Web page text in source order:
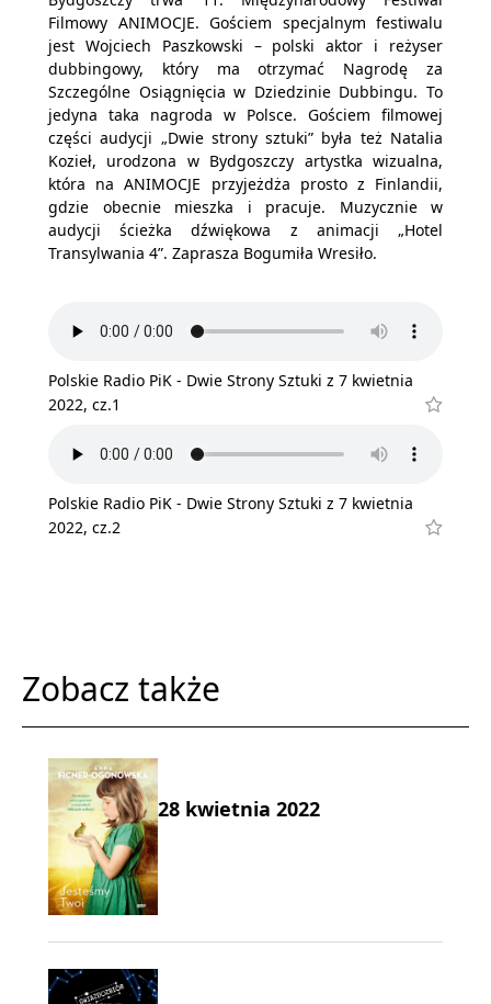
Filmowy ANIMOCJE. Gościem specjalnym festiwalu
jest Wojciech Paszkowski – polski aktor i reżyser
dubbingowy, który ma otrzymać Nagrodę za
Szczególne Osiągnięcia w Dziedzinie Dubbingu. To
jedyna taka nagroda w Polsce. Gościem filmowej
części audycji „Dwie strony sztuki” była też Natalia
Kozieł, urodzona w Bydgoszczy artystka wizualna,
która na ANIMOCJE przyjeżdża prosto z Finlandii,
gdzie obecnie mieszka i pracuje. Muzycznie w
audycji ścieżka dźwiękowa z animacji „Hotel
Transylwania 4”. Zaprasza Bogumiła Wresiło.
Polskie Radio PiK - Dwie Strony Sztuki z 7 kwietnia
2022, cz.1
Polskie Radio PiK - Dwie Strony Sztuki z 7 kwietnia
2022, cz.2
Zobacz także
28 kwietnia 2022